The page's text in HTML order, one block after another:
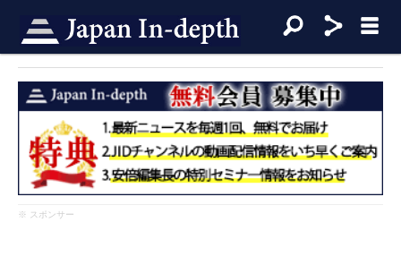
※ スポンサー